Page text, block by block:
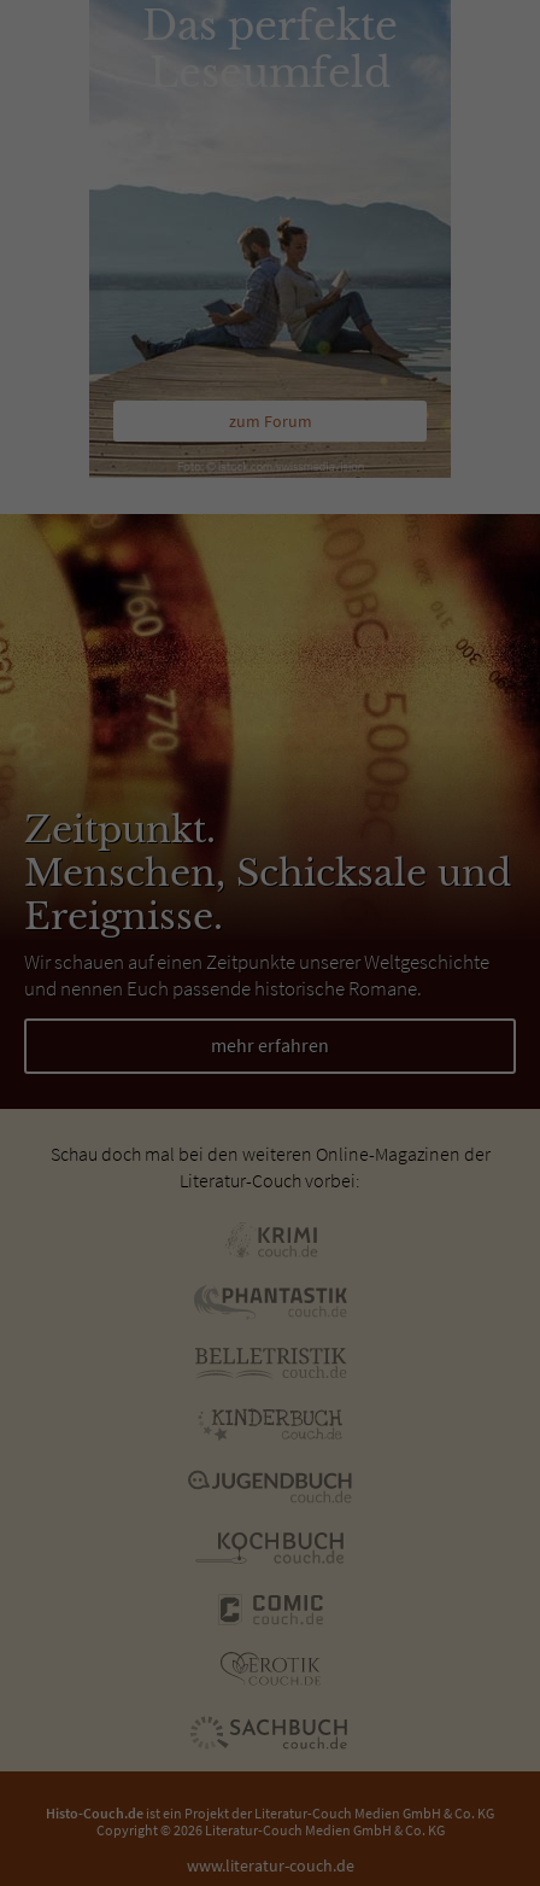
Das perfekte
Leseumfeld
zum Forum
Zeitpunkt.
Menschen, Schicksale und
Ereignisse.
Wir schauen auf einen Zeitpunkte unserer Weltgeschichte
und nennen Euch passende historische Romane.
mehr erfahren
Schau doch mal bei den weiteren Online-Magazinen der
Literatur-Couch vorbei:
Histo-Couch.de ist ein Projekt der Literatur-Couch Medien GmbH & Co. KG
Copyright © 2026 Literatur-Couch Medien GmbH & Co. KG
www.literatur-couch.de